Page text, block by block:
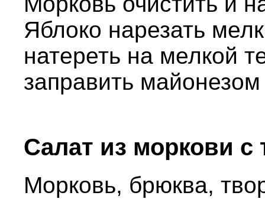
Яблоко нарезать
натереть на мелкой
заправить
Салат из моркови с
Морковь, брюква,